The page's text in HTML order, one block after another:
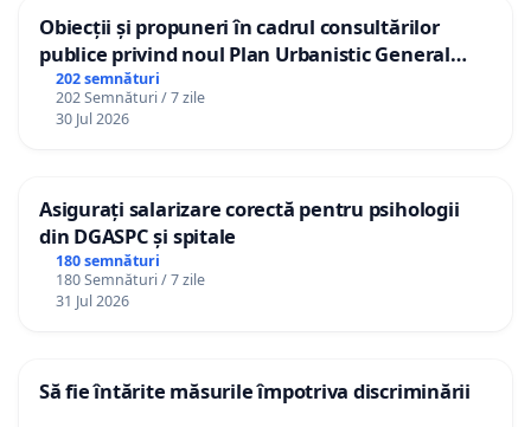
Obiecții și propuneri în cadrul consultărilor
publice privind noul Plan Urbanistic General
(PUG) Ialoveni
202 semnături
202 Semnături / 7 zile
30 Jul 2026
Asigurați salarizare corectă pentru psihologii
din DGASPC și spitale
180 semnături
180 Semnături / 7 zile
31 Jul 2026
Să fie întărite măsurile împotriva discriminării